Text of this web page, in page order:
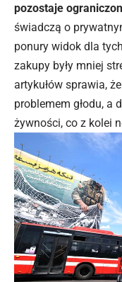
pozostaje
świadczą o
ponury widok dla
zakupy były mniej
artykułów sprawia,
problemem głodu, a
żywności, co z kolei